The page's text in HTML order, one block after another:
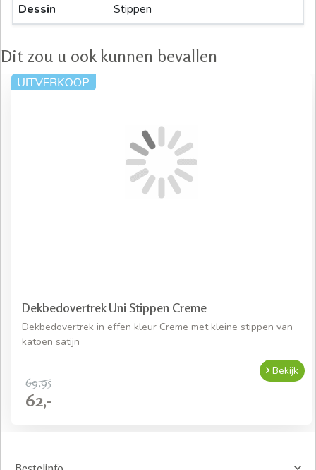
Dessin
Stippen
Dit zou u ook kunnen bevallen
Dekbedovertrek Uni Stippen Creme
Dekbedovertrek in effen kleur Creme met kleine stippen van
katoen satijn
69,95
62,-
Bekijk